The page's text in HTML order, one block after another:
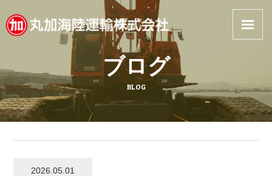
丸加海陸運
ブログ
BLOG
2026.05.01